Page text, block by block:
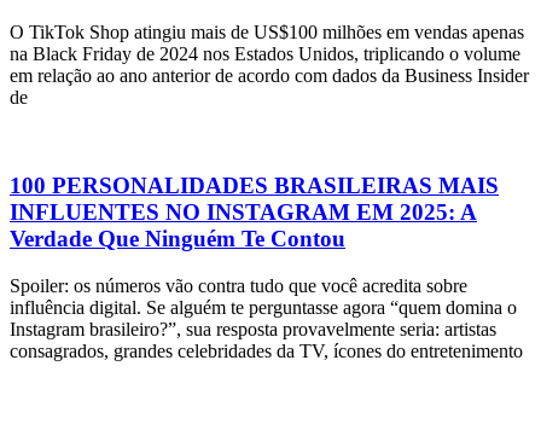
O TikTok Shop atingiu mais de US$100 milhões em vendas apenas
na Black Friday de 2024 nos Estados Unidos, triplicando o volume
em relação ao ano anterior de acordo com dados da Business Insider
de
100 PERSONALIDADES BRASILEIRAS MAIS
INFLUENTES NO INSTAGRAM EM 2025: A
Verdade Que Ninguém Te Contou
Spoiler: os números vão contra tudo que você acredita sobre
influência digital. Se alguém te perguntasse agora “quem domina o
Instagram brasileiro?”, sua resposta provavelmente seria: artistas
consagrados, grandes celebridades da TV, ícones do entretenimento